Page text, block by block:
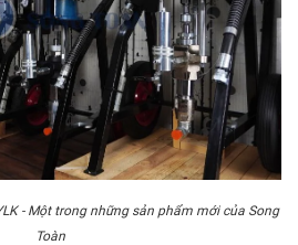
- Một trong những sản phẩm mới của Song
Toàn